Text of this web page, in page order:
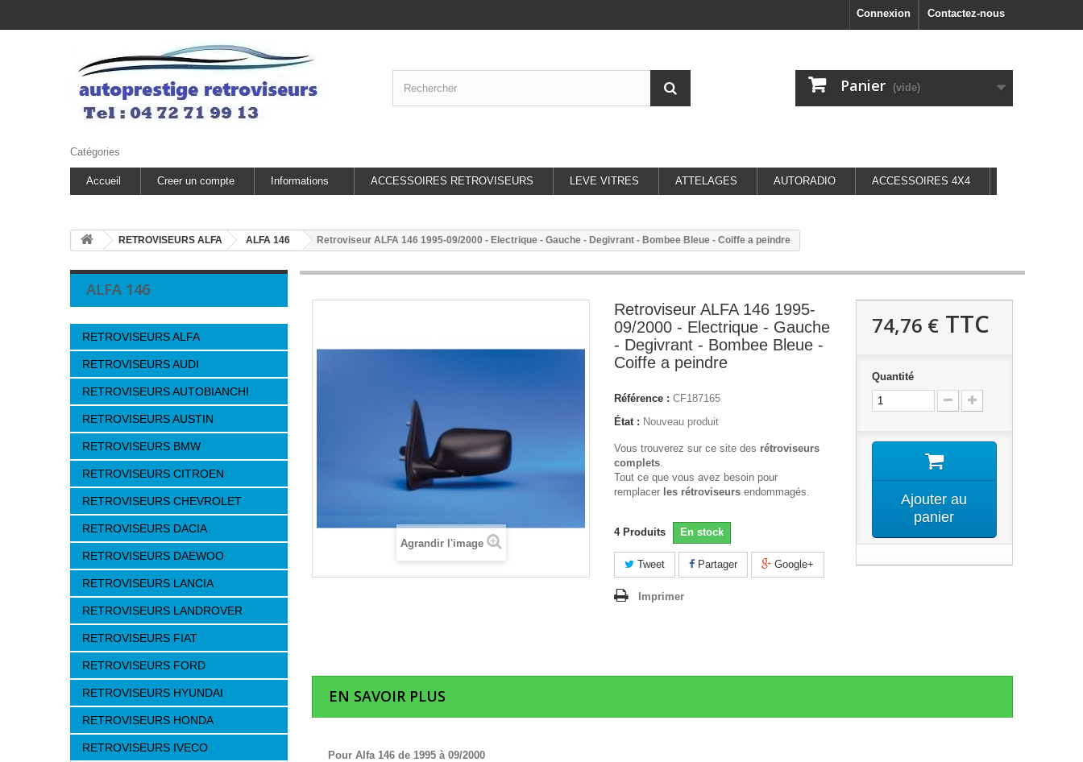
Contactez-nous
Connexion
Panier (vide)
Catégories
Accueil Creer un compte Informations ACCESSOIRES RETROVISEURS LEVE VITRES ATTELAGES AUTORADIO ACCESSOIRES 4X4
RETROVISEURS ALFA ALFA 146 Retroviseur ALFA 146 1995-09/2000 - Electrique - Gauche - Degivrant - Bombee Bleue - Coiffe a peindre
ALFA 146
RETROVISEURS ALFA
RETROVISEURS AUDI
RETROVISEURS AUTOBIANCHI
RETROVISEURS AUSTIN
RETROVISEURS BMW
RETROVISEURS CITROEN
RETROVISEURS CHEVROLET
RETROVISEURS DACIA
RETROVISEURS DAEWOO
RETROVISEURS LANCIA
RETROVISEURS LANDROVER
RETROVISEURS FIAT
RETROVISEURS FORD
RETROVISEURS HYUNDAI
RETROVISEURS HONDA
RETROVISEURS IVECO
Agrandir l'image
Retroviseur ALFA 146 1995-
09/2000 - Electrique - Gauche
- Degivrant - Bombee Bleue -
Coiffe a peindre
Référence : CF187165
État : Nouveau produit
Vous trouverez sur ce site des rétroviseurs
complets.
Tout ce que vous avez besoin pour
remplacer les rétroviseurs endommagés.
4 Produits En stock
Tweet Partager Google+
Imprimer
74,76 €TTC
Quantité
Ajouter au
panier
EN SAVOIR PLUS
Pour Alfa 146 de 1995 à 09/2000